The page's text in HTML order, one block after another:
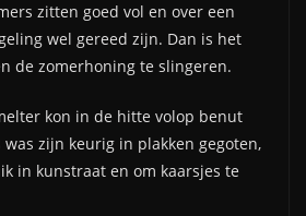
zitten goed vol en over een
wel gereed zijn. Dan is het
de zomerhoning te slingeren.
kon in de hitte volop benut
zijn keurig in plakken gegoten,
in kunstraat en om kaarsjes te